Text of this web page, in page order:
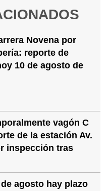
Novena por
reporte de
10 de agosto de
vagón C
de la estación Av.
inspección tras
agosto hay plazo